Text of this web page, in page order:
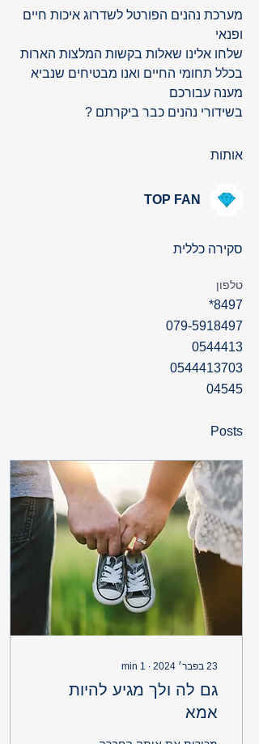
מערכת נהנים הפורטל לשדרוג איכות חיים
ופנאי
שלחו אלינו שאלות בקשות המלצות הארות
בכלל תחומי החיים ואנו מבטיחים שנביא
מענה עבורכם
בשידורי נהנים כבר ביקרתם ?
אותות
TOP FAN
סקירה כללית
טלפון
8497*
079-5918497
0544413
0544413703
04545
Posts
23 בפבר׳ 2024 ∙
1
min
גם לה ולך מגיע להיות
אמא